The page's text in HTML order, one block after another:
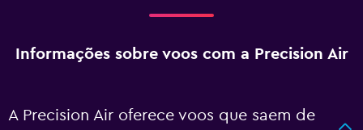
Informações sobre voos com a Precision Air
A Precision Air oferece voos que saem de